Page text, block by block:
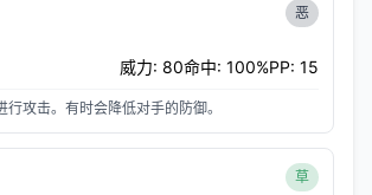
恶
威力: 80命中: 100%PP: 15
行攻击。有时会降低对手的防御。
草